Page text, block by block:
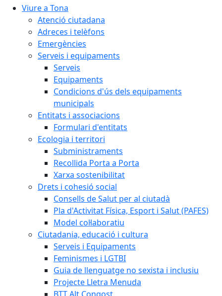
Viure a Tona
Atenció ciutadana
Adreces i telèfons
Emergències
Serveis i equipaments
Serveis
Equipaments
Condicions d'ús dels equipaments
municipals
Entitats i associacions
Formulari d'entitats
Ecologia i territori
Subministraments
Recollida Porta a Porta
Xarxa sostenibilitat
Drets i cohesió social
Consells de Salut per al ciutadà
Pla d'Activitat Física, Esport i Salut (PAFES)
Model col·laboratiu
Ciutadania, educació i cultura
Serveis i Equipaments
Feminismes i LGTBI
Guia de llenguatge no sexista i inclusiu
Projecte Lletra Menuda